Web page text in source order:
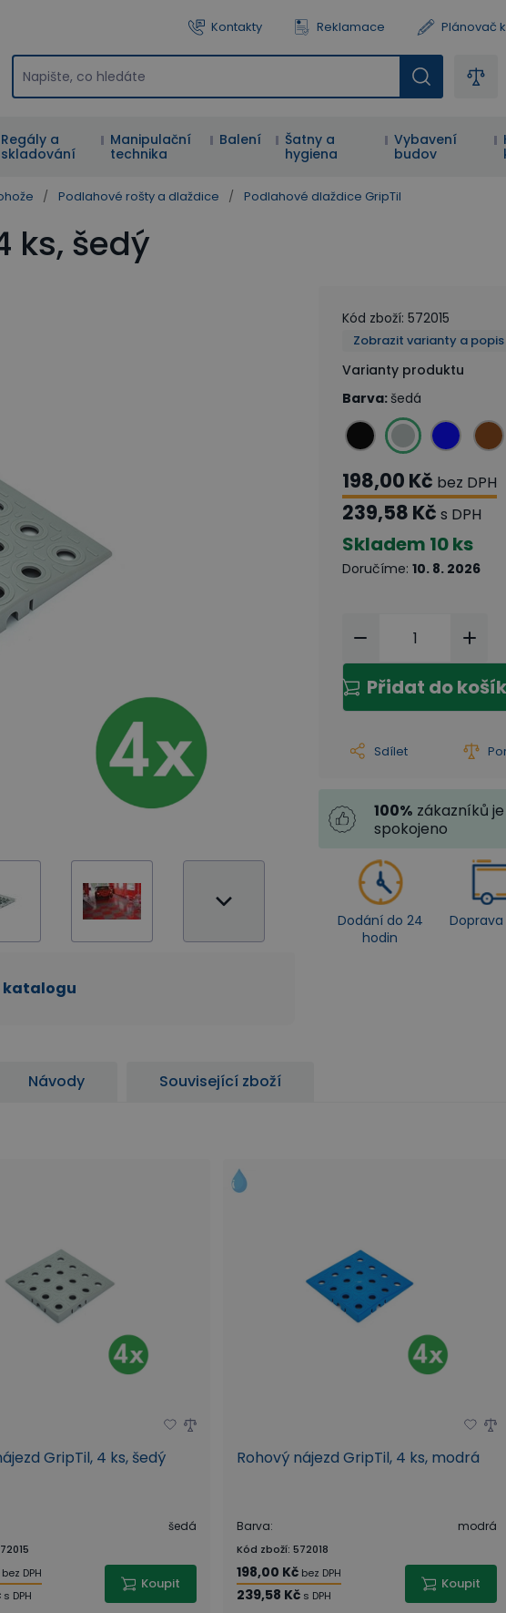
Kontakty Reklamace Plánovač
Regály a
skladování
Manipulační
technika
Balení
Šatny a
hygiena
Vybavení
budov
/ Podlahové rošty a dlaždice / Podlahové dlaždice GripTil
ks, šedý
katalogu
Kód zboží: 572015
Zobrazit varianty a
Varianty produktu
Barva: šedá
198,00 Kč bez DPH
239,58 Kč s DPH
Skladem 10 ks
Doručíme: 10. 8. 2026
Přidat do
Sdílet
100% zákazníků je
spokojeno
Dodání do 24
hodin
Návody Související zboží
GripTil, 4 ks, šedý
šedá
bez DPH
s DPH
Koupit
Rohový nájezd GripTil, 4 ks, modrá
Barva: modrá
Kód zboží: 572018
198,00 Kč bez DPH
239,58 Kč s DPH
Koupit